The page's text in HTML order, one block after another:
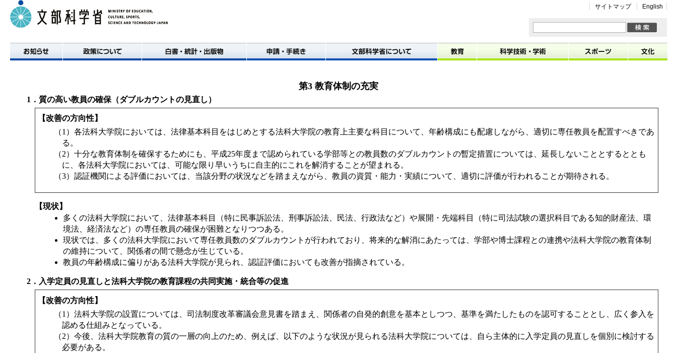
サイトマップ English
政策について 白書・統計・出版物 申請・手続き 文部科学省について
第3 教育体制の充実
1．質の高い教員の確保（ダブルカウントの見直し）
【改善の方向性】
（1）各法科大学院においては、法律基本科目をはじめとする法科大学院の教育上主要な科目について、年齢構成にも配慮しながら、適切に専任教員を配置すべきであ
る。
（2）十分な教育体制を確保するためにも、平成25年度まで認められている学部等との教員数のダブルカウントの暫定措置については、延長しないこととするととも
に、各法科大学院においては、可能な限り早いうちに自主的にこれを解消することが望まれる。
（3）認証機関による評価においては、当該分野の状況などを踏まえながら、教員の資質・能力・実績について、適切に評価が行われることが期待される。
【現状】
多くの法科大学院において、法律基本科目（特に民事訴訟法、刑事訴訟法、民法、行政法など）や展開・先端科目（特に司法試験の選択科目である知的財産法、環
境法、経済法など）の専任教員の確保が困難となりつつある。
現状では、多くの法科大学院において専任教員数のダブルカウントが行われており、将来的な解消にあたっては、学部や博士課程との連携や法科大学院の教育体制
の維持について、関係者の間で懸念が生じている。
教員の年齢構成に偏りがある法科大学院が見られ、認証評価においても改善が指摘されている。
2．入学定員の見直しと法科大学院の教育課程の共同実施・統合等の促進
【改善の方向性】
（1）法科大学院の設置については、司法制度改革審議会意見書を踏まえ、関係者の自発的創意を基本としつつ、基準を満たしたものを認可することとし、広く参入を
認める仕組みとなっている。
（2）今後、法科大学院教育の質の一層の向上のため、例えば、以下のような状況が見られる法科大学院については、自ら主体的に入学定員の見直しを個別に検討する
必要がある。